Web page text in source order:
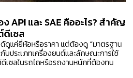
API และ SAE คืออะไร? สำคัญ
ดีเซล
ด้ดูแค่ยี่ห้อหรือราคา แต่ต้องดู “มาตรฐาน
กับประเภทเครื่องยนต์และลักษณะการใช้
เซลในรถไถหรือรถงานหนักที่ต้องทน